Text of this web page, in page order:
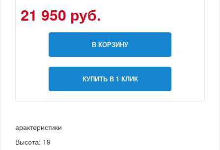
21 950 руб.
В КОРЗИНУ
КУПИТЬ В 1 КЛИК
арактеристики
Высота: 19